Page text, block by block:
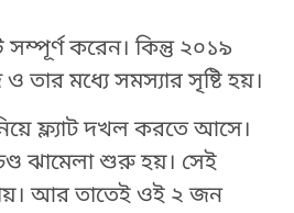
করেন। কিন্তু ২০১৯
মধ্যে সমস্যার সৃষ্টি হয়।
ফ্ল্যাট দখল করতে আসে।
ঝামেলা শুরু হয়। সেই
আর তাতেই ওই ২ জন